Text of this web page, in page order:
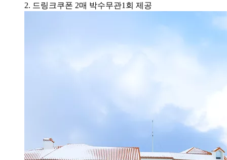
2. 드링크쿠폰 2매 박수무관1회 제공